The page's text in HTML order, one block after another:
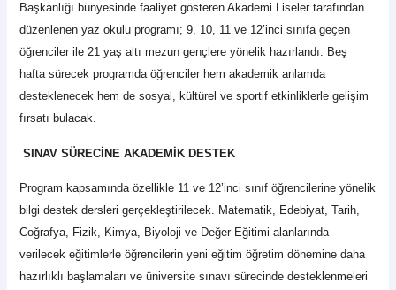
Başkanlığı bünyesinde faaliyet gösteren Akademi Liseler tarafından
düzenlenen yaz okulu programı; 9, 10, 11 ve 12’inci sınıfa geçen
öğrenciler ile 21 yaş altı mezun gençlere yönelik hazırlandı. Beş
hafta sürecek programda öğrenciler hem akademik anlamda
desteklenecek hem de sosyal, kültürel ve sportif etkinliklerle gelişim
fırsatı bulacak.
SINAV SÜRECİNE AKADEMİK DESTEK
Program kapsamında özellikle 11 ve 12’inci sınıf öğrencilerine yönelik
bilgi destek dersleri gerçekleştirilecek. Matematik, Edebiyat, Tarih,
Coğrafya, Fizik, Kimya, Biyoloji ve Değer Eğitimi alanlarında
verilecek eğitimlerle öğrencilerin yeni eğitim öğretim dönemine daha
hazırlıklı başlamaları ve üniversite sınavı sürecinde desteklenmeleri